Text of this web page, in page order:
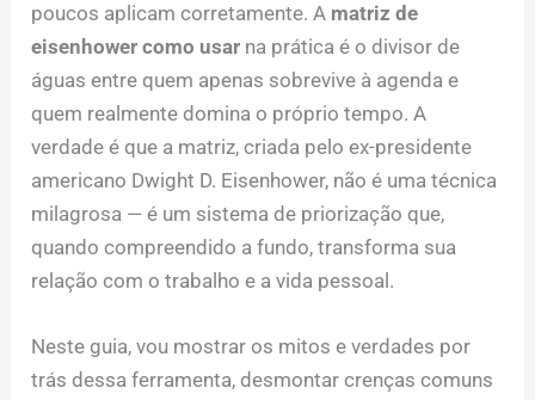
poucos aplicam corretamente. A matriz de
eisenhower como usar na prática é o divisor de
águas entre quem apenas sobrevive à agenda e
quem realmente domina o próprio tempo. A
verdade é que a matriz, criada pelo ex-presidente
americano Dwight D. Eisenhower, não é uma técnica
milagrosa — é um sistema de priorização que,
quando compreendido a fundo, transforma sua
relação com o trabalho e a vida pessoal.
Neste guia, vou mostrar os mitos e verdades por
trás dessa ferramenta, desmontar crenças comuns